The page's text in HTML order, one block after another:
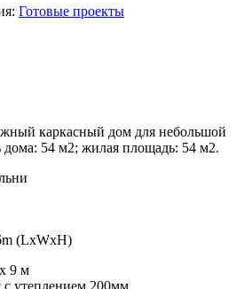
Готовые проекты
каркасный дом для небольшой
54 м2; жилая площадь: 54 м2.
(LxWxH)
9 м